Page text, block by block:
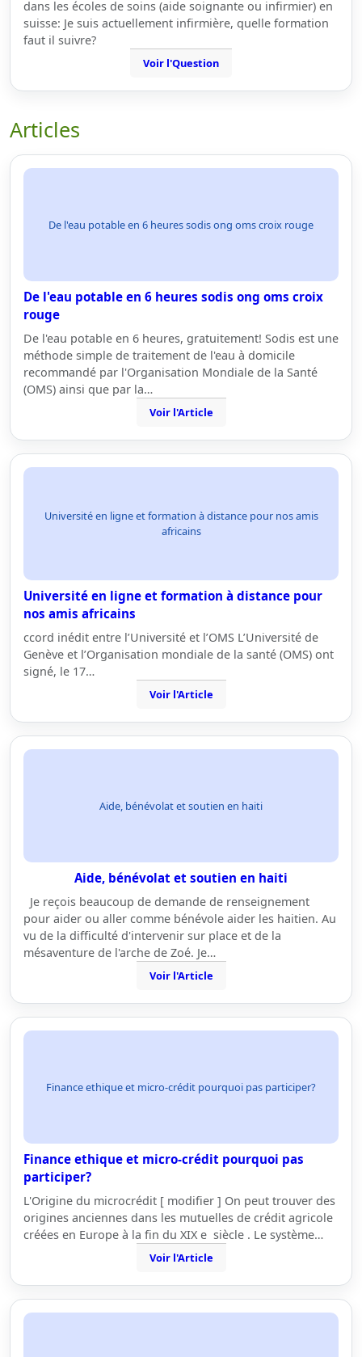
dans les écoles de soins (aide soignante ou infirmier) en
suisse: Je suis actuellement infirmière, quelle formation
faut il suivre?
Voir l'Question
Articles
De l'eau potable en 6 heures sodis ong oms croix rouge
De l'eau potable en 6 heures sodis ong oms croix
rouge
De l'eau potable en 6 heures, gratuitement! Sodis est une
méthode simple de traitement de l'eau à domicile
recommandé par l'Organisation Mondiale de la Santé
(OMS) ainsi que par la…
Voir l'Article
Université en ligne et formation à distance pour nos amis
africains
Université en ligne et formation à distance pour
nos amis africains
ccord inédit entre l’Université et l’OMS L’Université de
Genève et l’Organisation mondiale de la santé (OMS) ont
signé, le 17…
Voir l'Article
Aide, bénévolat et soutien en haiti
Aide, bénévolat et soutien en haiti
Je reçois beaucoup de demande de renseignement
pour aider ou aller comme bénévole aider les haitien. Au
vu de la difficulté d'intervenir sur place et de la
mésaventure de l'arche de Zoé. Je…
Voir l'Article
Finance ethique et micro-crédit pourquoi pas participer?
Finance ethique et micro-crédit pourquoi pas
participer?
L'Origine du microcrédit [ modifier ] On peut trouver des
origines anciennes dans les mutuelles de crédit agricole
créées en Europe à la fin du XIX e siècle . Le système…
Voir l'Article